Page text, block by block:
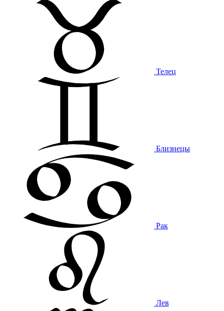
Телец
Близнецы
Рак
Лев